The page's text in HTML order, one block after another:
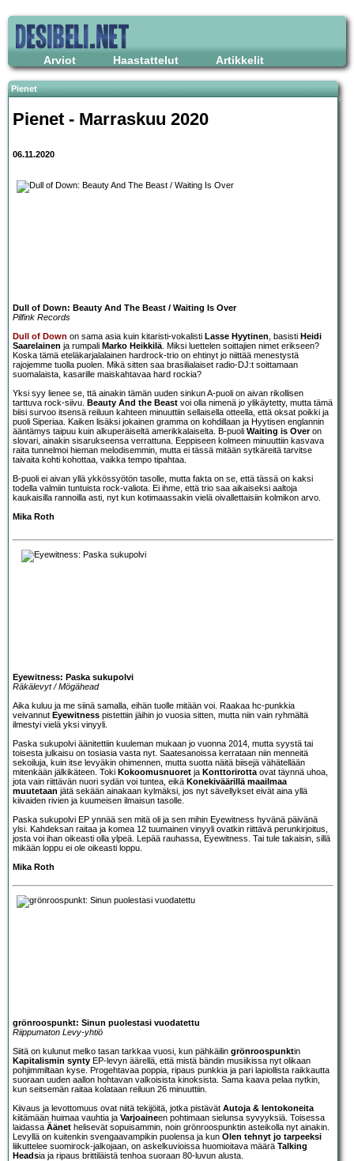
Arviot Haastattelut Artikkelit
Pienet
Pienet - Marraskuu 2020
06.11.2020
Dull of Down: Beauty And The Beast / Waiting Is Over
Pilfink Records
Dull of Down on sama asia kuin kitaristi-vokalisti Lasse Hyytinen, basisti Heidi
Saarelainen ja rumpali Marko Heikkilä. Miksi luettelen soittajien nimet erikseen?
Koska tämä eteläkarjalalainen hardrock-trio on ehtinyt jo niittää menestystä
rajojemme tuolla puolen. Mikä sitten saa brasilialaiset radio-DJ:t soittamaan
suomalaista, kasarille maiskahtavaa hard rockia?
Yksi syy lienee se, ttä ainakin tämän uuden sinkun A-puoli on aivan rikollisen
tarttuva rock-siivu. Beauty And the Beast voi olla nimenä jo ylikäytetty, mutta tämä
biisi survoo itsensä reiluun kahteen minuuttiin sellaisella otteella, että oksat poikki ja
puoli Siperiaa. Kaiken lisäksi jokainen gramma on kohdillaan ja Hyytisen englannin
ääntämys taipuu kuin alkuperäiseltä amerikkalaiselta. B-puoli Waiting is Overon
slovari, ainakin sisarukseensa verrattuna. Eeppiseen kolmeen minuuttiin kasvava
raita tunnelmoi hieman melodisemmin, mutta ei tässä mitään sytkäreitä tarvitse
taivaita kohti kohottaa, vaikka tempo tipahtaa.
B-puoli ei aivan yllä ykkössyötön tasolle, mutta fakta on se, että tässä on kaksi
todella valmiin tuntuista rock-valiota. Ei ihme, että trio saa aikaiseksi aaltoja
kaukaisilla rannoilla asti, nyt kun kotimaassakin vielä oivallettaisiin kolmikon arvo.
Mika Roth
Eyewitness: Paska sukupolvi
Räkälevyt / Mögähead
Aika kuluu ja me siinä samalla, eihän tuolle mitään voi. Raakaa hc-punkkia
veivannut Eyewitness pistettiin jäihin jo vuosia sitten, mutta niin vain ryhmältä
ilmestyi vielä yksi vinyyli.
Paska sukupolvi äänitettiin kuuleman mukaan jo vuonna 2014, mutta syystä tai
toisesta julkaisu on tosiasia vasta nyt. Saatesanoissa kerrataan niin menneitä
sekoiluja, kuin itse levyäkin ohimennen, mutta suotta näitä biisejä vähätellään
mitenkään jälkikäteen. Toki Kokoomusnuoret ja Konttorirotta ovat täynnä uhoa,
jota vain riittävän nuori sydän voi tuntea, eikä Konekiväärillä maailmaa
muutetaan jätä sekään ainakaan kylmäksi, jos nyt sävellykset eivät aina yllä
kiivaiden rivien ja kuumeisen ilmaisun tasolle.
Paska sukupolvi EP ynnää sen mitä oli ja sen mihin Eyewitness hyvänä päivänä
ylsi. Kahdeksan raitaa ja komea 12 tuumainen vinyyli ovatkin riittävä perunkirjoitus,
josta voi ihan oikeasti olla ylpeä. Lepää rauhassa, Eyewitness. Tai tule takaisin, sillä
mikään loppu ei ole oikeasti loppu.
Mika Roth
grönroospunkt: Sinun puolestasi vuodatettu
Riippumaton Levy-yhtiö
Siitä on kulunut melko tasan tarkkaa vuosi, kun pähkäilin grönroospunktin
Kapitalismin synty EP-levyn äärellä, että mistä bändin musiikissa nyt olikaan
pohjimmiltaan kyse. Progehtavaa poppia, ripaus punkkia ja pari lapiollista raikkautta
suoraan uuden aallon hohtavan valkoisista kinoksista. Sama kaava pelaa nytkin,
kun seitsemän raitaa kolataan reiluun 26 minuuttiin.
Kiivaus ja levottomuus ovat niitä tekijöitä, jotka pistävät Autoja & lentokoneita
kiitämään huimaa vauhtia ja Varjoaineen pohtimaan sielunsa syvyyksiä. Toisessa
laidassa Äänet helisevät sopuisammin, noin grönroospunktin asteikolla nyt ainakin.
Levyllä on kuitenkin svengaavampikin puolensa ja kun Olen tehnyt jo tarpeeksi
liikuttelee suomirock-jalkojaan, on askelkuvioissa huomioitava määrä Talking
Headsia ja ripaus brittiläistä tenhoa suoraan 80-luvun alusta.